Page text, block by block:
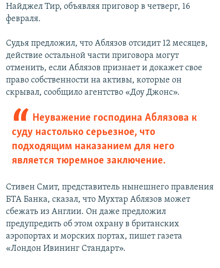
Найджел Тир, объявляя приговор в четверг, 16
февраля.
Судья предложил, что Аблязов отсидит 12 месяцев,
действие остальной части приговора могут
отменить, если Аблязов признает и докажет свое
право собственности на активы, которые он
скрывал, сообщило агентство «Доу Джонс».
Неуважение господина Аблязова к
суду настолько серьезное, что
подходящим наказанием для него
является тюремное заключение.
Стивен Смит, представитель нынешнего правления
БТА Банка, сказал, что Мухтар Аблязов может
сбежать из Англии. Он даже предложил
предупредить об этом охрану в британских
аэропортах и морских портах, пишет газета
«Лондон Ивининг Стандарт».